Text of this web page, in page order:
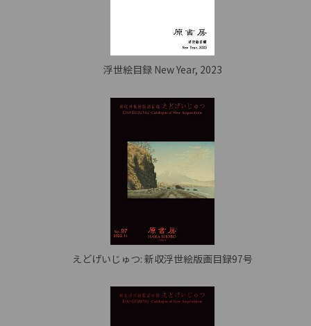
浮世絵目録 New Year, 2023
えどげいじゅつ: 新収浮世絵版画目録97号